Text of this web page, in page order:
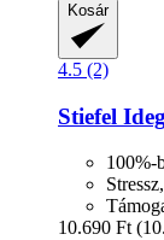
Kosár
4.5 (2)
Stiefel
100%-
10.690 Ft